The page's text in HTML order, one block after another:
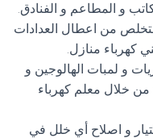
و المطاعم و الفنادق.
من اعطال العدادات
كهرباء منازل.
و لمبات الهالوجين و
من خلال معلم كهرباء
و اصلاح أي خلل في